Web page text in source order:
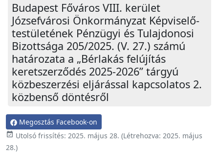
Budapest Főváros VIII. kerület
Józsefvárosi Önkormányzat Képviselő-
testületének Pénzügyi és Tulajdonosi
Bizottsága 205/2025. (V. 27.) számú
határozata a „Bérlakás felújítás
keretszerződés 2025-2026” tárgyú
közbeszerzési eljárással kapcsolatos 2.
közbenső döntésről
Megosztás Facebook-on
event_available Utolsó frissítés: 2025. május 28. (Létrehozva: 2025. május
28.)